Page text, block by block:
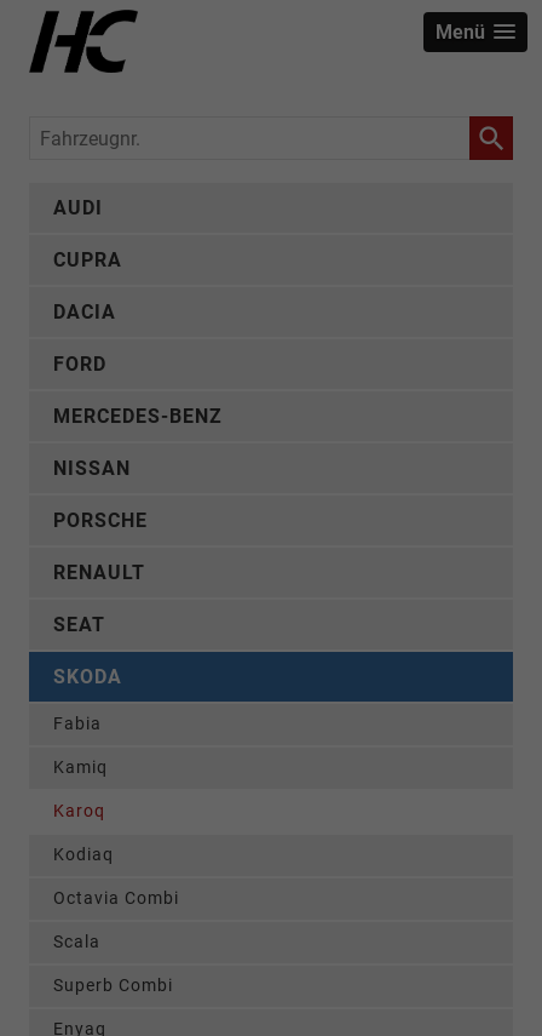
Menü
Fahrzeugnr.
AUDI
CUPRA
DACIA
FORD
MERCEDES-BENZ
NISSAN
PORSCHE
RENAULT
SEAT
SKODA
Fabia
Kamiq
Karoq
Kodiaq
Octavia Combi
Scala
Superb Combi
Enyaq